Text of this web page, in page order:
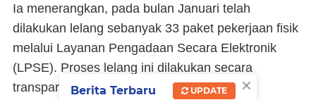
Ia menerangkan, pada bulan Januari telah
dilakukan lelang sebanyak 33 paket pekerjaan fisik
melalui Layanan Pengadaan Secara Elektronik
(LPSE). Proses lelang ini dilakukan secara
transparan sesuai ketentuan yang berlaku.
×
Berita Terbaru UPDATE